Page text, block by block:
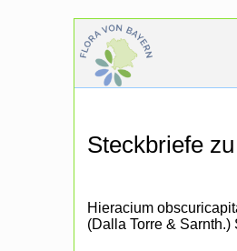
Steckbriefe
Hieracium
(Dalla Torre & Sarnth.)